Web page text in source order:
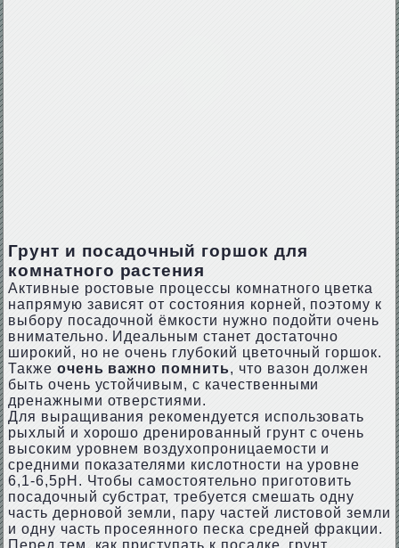
Грунт и посадочный горшок для
комнатного растения
Активные ростовые процессы комнатного цветка
напрямую зависят от состояния корней, поэтому к
выбору посадочной ёмкости нужно подойти очень
внимательно. Идеальным станет достаточно
широкий, но не очень глубокий цветочный горшок.
Также очень важно помнить, что вазон должен
быть очень устойчивым, с качественными
дренажными отверстиями.
Для выращивания рекомендуется использовать
рыхлый и хорошо дренированный грунт с очень
высоким уровнем воздухопроницаемости и
средними показателями кислотности на уровне
6,1-6,5рН. Чтобы самостоятельно приготовить
посадочный субстрат, требуется смешать одну
часть дерновой земли, пару частей листовой земли
и одну часть просеянного песка средней фракции.
Перед тем, как приступать к посадке, грунт